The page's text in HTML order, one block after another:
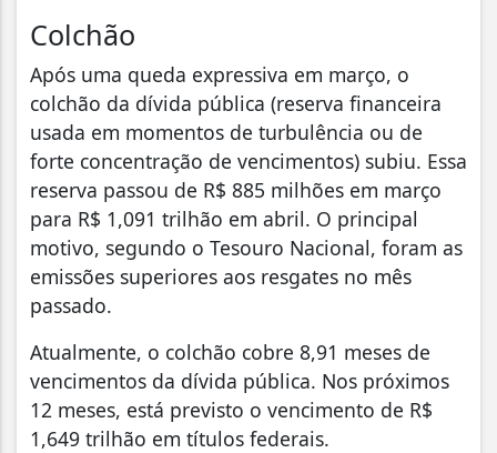
Colchão
Após uma queda expressiva em março, o
colchão da dívida pública (reserva financeira
usada em momentos de turbulência ou de
forte concentração de vencimentos) subiu. Essa
reserva passou de R$ 885 milhões em março
para R$ 1,091 trilhão em abril. O principal
motivo, segundo o Tesouro Nacional, foram as
emissões superiores aos resgates no mês
passado.
Atualmente, o colchão cobre 8,91 meses de
vencimentos da dívida pública. Nos próximos
12 meses, está previsto o vencimento de R$
1,649 trilhão em títulos federais.